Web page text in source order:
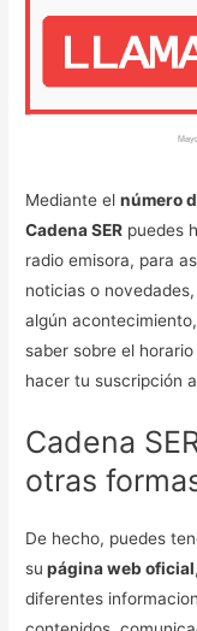
Mediante elnúmero
Cadena SER puedes
radio emisora, para
noticias o
algún
saber sobre el
hacer tu suscripción
Cadena
otras
De hecho, puedes
su página web oficial
diferentes